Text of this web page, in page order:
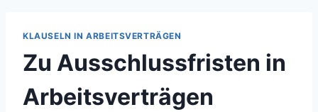
KLAUSELN IN ARBEITSVERTRÄGEN
Zu Ausschlussfristen in
Arbeitsverträgen